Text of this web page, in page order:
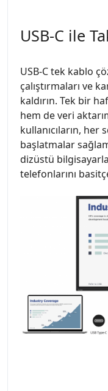
USB-C ile
USB-C tek kablo
çalıştırmaları ve
kaldırın. Tek bir
hem de veri
kullanıcıların,
başlatmalar
dizüstü
telefonlarını